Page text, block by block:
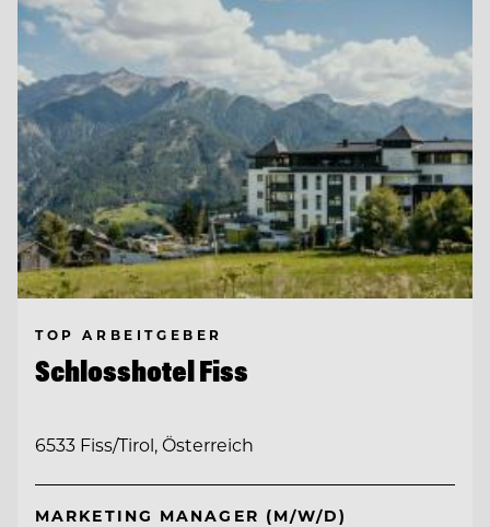
TOP ARBEITGEBER
Schlosshotel Fiss
6533 Fiss/Tirol, Österreich
MARKETING MANAGER (M/W/D)